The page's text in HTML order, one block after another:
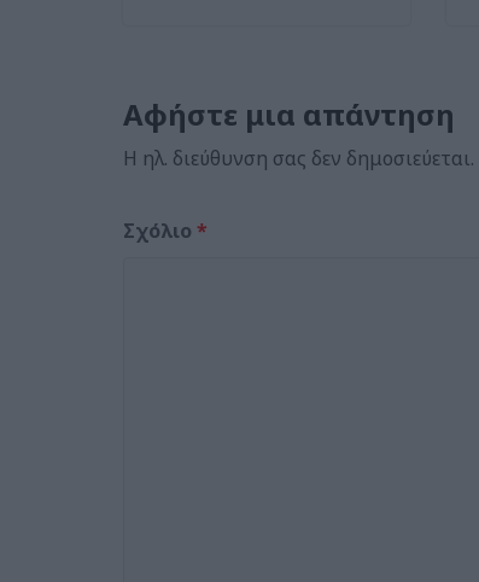
Αφήστε μια απάντηση
Η ηλ. διεύθυνση σας δεν δημοσιεύεται.
Σχόλιο *